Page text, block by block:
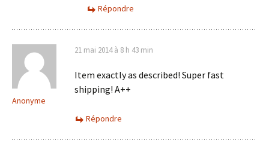
Répondre
Anonyme
21 mai 2014 à 8 h 43 min
Item exactly as described! Super fast
shipping! A++
Répondre